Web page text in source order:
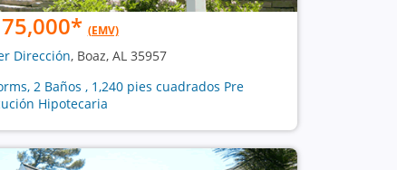
* (EMV)
Dirección, Boaz, AL 35957
2 Baños , 1,240 pies cuadrados Pre
Hipotecaria